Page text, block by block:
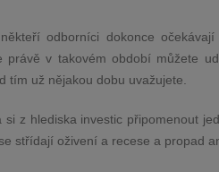
odborníci dokonce očekávají
právě v takovém období můžete
tím už nějakou dobu uvažujete.
z hlediska investic připomenout
střídají oživení a recese a propad